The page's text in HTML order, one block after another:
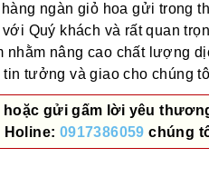
ngàn giỏ hoa gửi trong
Quý khách và rất quan
nhằm nâng cao chất lượng
tưởng và giao cho chúng
hoặc gửi gấm lời yêu
Holine: 0917386059 chúng